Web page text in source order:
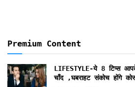
Premium Content
LIFESTYLE-ये 8 टिप्स
चाँद ,घबराहट संकोच होंगे